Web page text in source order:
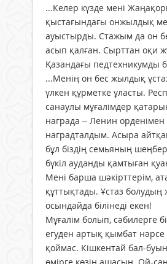
...Келер күзде мені
қыстағындағы онжылдық
ауыстырды. Стажым да он
асып қалған. Сырттан оқи
Қазандағы педтехникумды
...Менің он бес жылдық
үлкен құрметке ұласты.
санаулы мұғалімдер
награда – Ленин орденімен
наградталдым. Асыра
бұл біздің семьяның
бүкіл ауданды қамтыған
Мені барша шәкірттерім,
құттықтады. Ұстаз болудың
осындайда білінеді екен!
Мұғалім болып, сәбилерге
егуден артық қымбат нәрсе
қоймас. Кішкентай бал-
өмірге көзін ашасың. Ой-